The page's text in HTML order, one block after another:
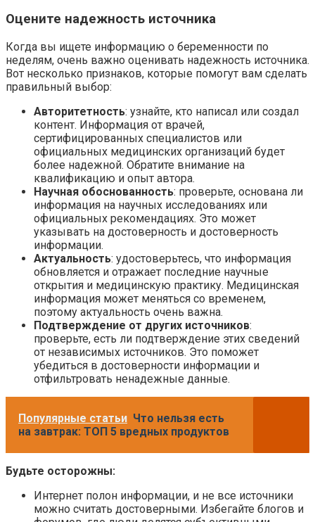
Оцените надежность источника
Когда вы ищете информацию о беременности по
неделям, очень важно оценивать надежность источника.
Вот несколько признаков, которые помогут вам сделать
правильный выбор:
Авторитетность: узнайте, кто написал или создал
контент. Информация от врачей,
сертифицированных специалистов или
официальных медицинских организаций будет
более надежной. Обратите внимание на
квалификацию и опыт автора.
Научная обоснованность: проверьте, основана ли
информация на научных исследованиях или
официальных рекомендациях. Это может
указывать на достоверность и достоверность
информации.
Актуальность: удостоверьтесь, что информация
обновляется и отражает последние научные
открытия и медицинскую практику. Медицинская
информация может меняться со временем,
поэтому актуальность очень важна.
Подтверждение от других источников:
проверьте, есть ли подтверждение этих сведений
от независимых источников. Это поможет
убедиться в достоверности информации и
отфильтровать ненадежные данные.
Популярные статьи Что нельзя есть
на завтрак: ТОП 5 вредных продуктов
Будьте осторожны:
Интернет полон информации, и не все источники
можно считать достоверными. Избегайте блогов и